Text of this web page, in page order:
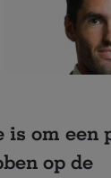
is om een
op de